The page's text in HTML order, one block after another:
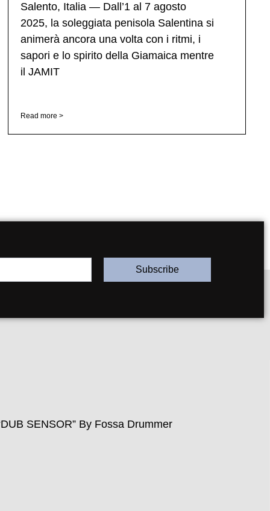
Salento, Italia — Dall’1 al 7 agosto
2025, la soleggiata penisola Salentina si
animerà ancora una volta con i ritmi, i
sapori e lo spirito della Giamaica mentre
il JAMIT
Read more >
Subscribe
SENSOR” By Fossa Drummer